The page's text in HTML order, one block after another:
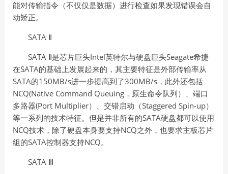
能对传输指令（不仅仅是数据）进行检查如果发现错误会自
动矫正。
SATA Ⅱ
SATA Ⅱ是芯片巨头Intel英特尔与硬盘巨头Seagate希捷
在SATA的基础上发展起来的，其主要特征是外部传输率从
SATA的150MB/s进一步提高到了300MB/s，此外还包括
NCQ(Native Command Queuing，原生命令队列）、端口
多路器(Port Multiplier）、交错启动（Staggered Spin-up）
等一系列的技术特征。但是并非所有的SATA硬盘都可以使用
NCQ技术，除了硬盘本身要支持NCQ之外，也要求主板芯片
组的SATA控制器支持NCQ。
SATA Ⅲ